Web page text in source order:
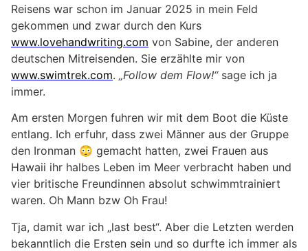
Reisens war schon im Januar 2025 in mein Feld
gekommen und zwar durch den Kurs
www.lovehandwriting.com von Sabine, der anderen
deutschen Mitreisenden. Sie erzählte mir von
www.swimtrek.com. „Follow dem Flow!“sage ich ja
immer.
Am ersten Morgen fuhren wir mit dem Boot die Küste
entlang. Ich erfuhr, dass zwei Männer aus der Gruppe
den Ironman 😳 gemacht hatten, zwei Frauen aus
Hawaii ihr halbes Leben im Meer verbracht haben und
vier britische Freundinnen absolut schwimmtrainiert
waren. Oh Mann bzw Oh Frau!
Tja, damit war ich „last best“. Aber die Letzten werden
bekanntlich die Ersten sein und so durfte ich immer als